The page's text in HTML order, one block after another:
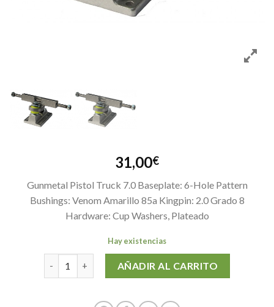
31,00€
Gunmetal Pistol Truck 7.0 Baseplate: 6-Hole Pattern
Bushings: Venom Amarillo 85a Kingpin: 2.0 Grado 8
Hardware: Cup Washers, Plateado
Hay existencias
GUNMETAL PISTOL 7,0 cantidad
AÑADIR AL CARRITO